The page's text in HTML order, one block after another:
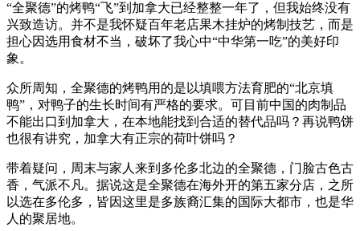
“全聚德”的烤鸭“飞”到加拿大已经整整一年了，但我始终没有
兴致造访。并不是我怀疑百年老店果木挂炉的烤制技艺，而是
担心因选用食材不当，破坏了我心中“中华第一吃”的美好印
象。
众所周知，全聚德的烤鸭用的是以填喂方法育肥的“北京填
鸭”，对鸭子的生长时间有严格的要求。可目前中国的肉制品
不能出口到加拿大，在本地能找到合适的替代品吗？再说鸭饼
也很有讲究，加拿大有正宗的荷叶饼吗？
带着疑问，周末与家人来到多伦多北边的全聚德，门脸古色古
香，气派不凡。据说这是全聚德在海外开的第五家分店，之所
以选在多伦多，皆因这里是多族裔汇集的国际大都市，也是华
人的聚居地。